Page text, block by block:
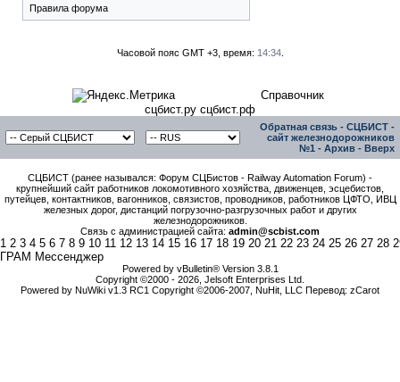
Правила форума
Часовой пояс GMT +3, время: 14:34.
Справочник
сцбист.ру сцбист.рф
Обратная связь - СЦБИСТ -
сайт железнодорожников
№1 - Архив - Вверх
СЦБИСТ (ранее назывался: Форум СЦБистов - Railway Automation Forum) -
крупнейший сайт работников локомотивного хозяйства, движенцев, эсцебистов,
путейцев, контактников, вагонников, связистов, проводников, работников ЦФТО, ИВЦ
железных дорог, дистанций погрузочно-разгрузочных работ и других
железнодорожников.
Связь с администрацией сайта: admin@scbist.com
1 2 3 4 5 6 7 8 9 10 11 12 13 14 15 16 17 18 19 20 21 22 23 24 25 26 27 28
ГРАМ Мессенджер
Powered by vBulletin® Version 3.8.1
Copyright ©2000 - 2026, Jelsoft Enterprises Ltd.
Powered by NuWiki v1.3 RC1 Copyright ©2006-2007, NuHit, LLC Перевод: zCarot